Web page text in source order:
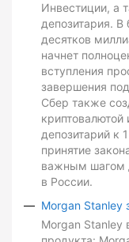
Инвестиции, а
депозитария.
десятков
начнет
вступления
завершения
Сбер также
криптовалютой
депозитарий к
принятие
важным шагом
в России.
Morgan Stanley
Morgan Stanley